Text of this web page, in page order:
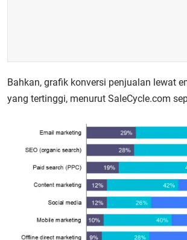
Bahkan, grafik konversi penjualan lewat
yang tertinggi, menurut SaleCycle.com